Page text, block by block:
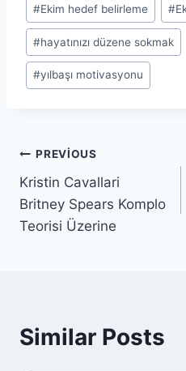
Tags:
#Ekim hedef belirleme #
#hayatınızı düzene sokmak
#yılbaşı motivasyonu
Yazı
gezinmesi
PREVIOUS
Kristin Cavallari
Britney Spears Komplo
Teorisi Üzerine
Similar Posts